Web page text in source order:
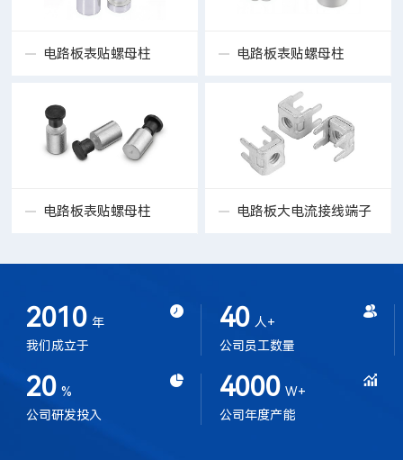
电路板表贴螺母柱 电路板表贴螺母柱
SMTWE
电路板表贴螺母柱 电路板大电流接线端子
2010 年
我们成立于
40 人+
公司员工数量
20 %
公司研发投入
4000 W+
公司年度产能